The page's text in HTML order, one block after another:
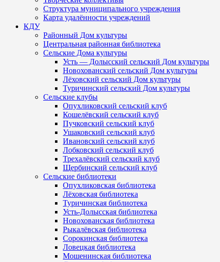
Структура муниципального учреждения
Карта удалённости учреждений
КДУ
Районный Дом культуры
Центральная районная библиотека
Сельские Дома культуры
Усть — Долысский сельский Дом культуры
Новохованский сельский Дом культуры
Лёховский сельский Дом культуры
Туричинский сельский Дом культуры
Сельские клубы
Опухликовский сельский клуб
Кошелёвский сельский клуб
Пучковский сельский клуб
Ушаковский сельский клуб
Ивановский сельский клуб
Лобковский сельский клуб
Трехалёвский сельский клуб
Щербинский сельский клуб
Сельские библиотеки
Опухликовская библиотека
Лёховская библиотека
Туричинская библиотека
Усть-Долысская библиотека
Новохованская библиотека
Рыкалёвская библиотека
Сорокинская библиотека
Ловецкая библиотека
Мошенинская библиотека